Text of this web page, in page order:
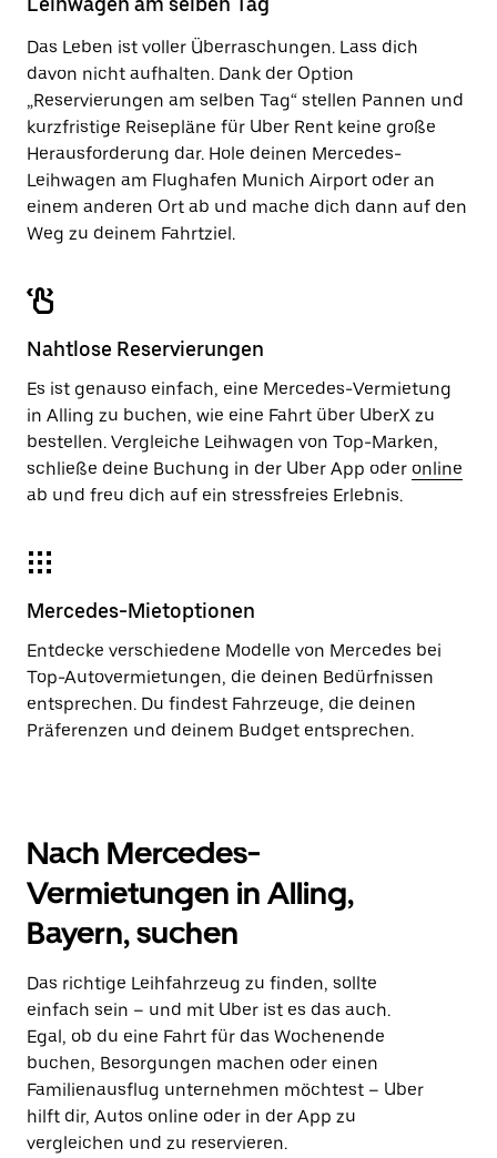
zu
Das Leben ist voller Überraschungen. Lass dich
davon nicht aufhalten. Dank der Option
„Reservierungen am selben Tag“ stellen Pannen und
kurzfristige Reisepläne für Uber Rent keine große
Herausforderung dar. Hole deinen Mercedes-
Leihwagen am Flughafen Munich Airport oder an
einem anderen Ort ab und mache dich dann auf den
Weg zu deinem Fahrtziel.
Nahtlose Reservierungen
Es ist genauso einfach, eine Mercedes-Vermietung
in Alling zu buchen, wie eine Fahrt über UberX zu
bestellen. Vergleiche Leihwagen von Top-Marken,
schließe deine Buchung in der Uber App oder online
ab und freu dich auf ein stressfreies Erlebnis.
Mercedes-Mietoptionen
Entdecke verschiedene Modelle von Mercedes bei
Top-Autovermietungen, die deinen Bedürfnissen
entsprechen. Du findest Fahrzeuge, die deinen
Präferenzen und deinem Budget entsprechen.
Nach Mercedes-
Vermietungen in Alling,
Bayern, suchen
Das richtige Leihfahrzeug zu finden, sollte
einfach sein – und mit Uber ist es das auch.
Egal, ob du eine Fahrt für das Wochenende
buchen, Besorgungen machen oder einen
Familienausflug unternehmen möchtest – Uber
hilft dir, Autos online oder in der App zu
vergleichen und zu reservieren.